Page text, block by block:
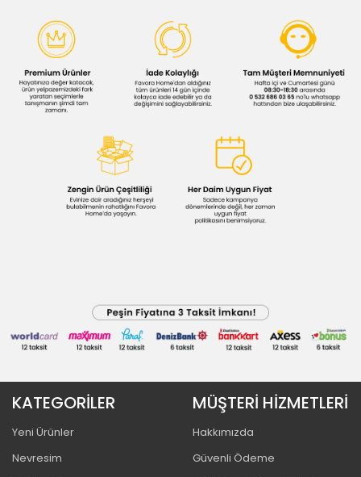
KATEGORİLER
Yeni Ürünler
Nevresim
MÜŞTERİ HİZMETLERİ
Hakkımızda
Güvenli Ödeme